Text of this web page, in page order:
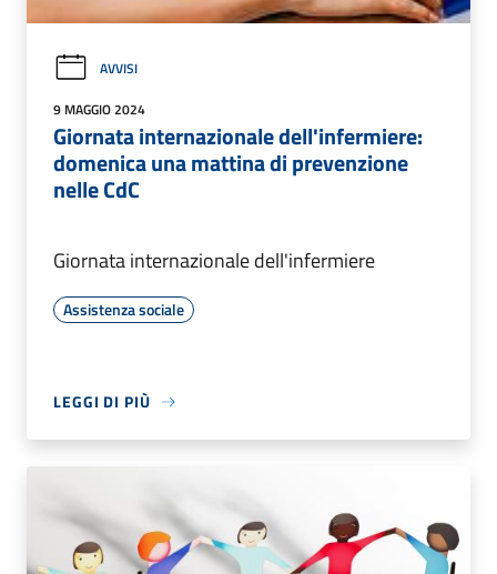
AVVISI
9 MAGGIO 2024
Giornata internazionale dell'infermiere:
domenica una mattina di prevenzione
nelle CdC
Giornata internazionale dell'infermiere
Assistenza sociale
LEGGI DI PIÙ